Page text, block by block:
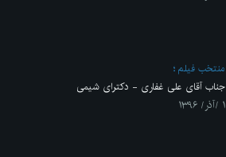
منتخب فیلم
جناب آقای علی غفاری - دکترای شیمی
۱ /آذر/ ۱۳۹۶